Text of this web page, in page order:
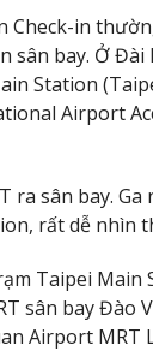
Check-in
sân bay. Ở Đài
Station
Airport
ra sân bay. Ga
rất dễ nhìn
Taipei Main
sân bay Đào
Airport MRT